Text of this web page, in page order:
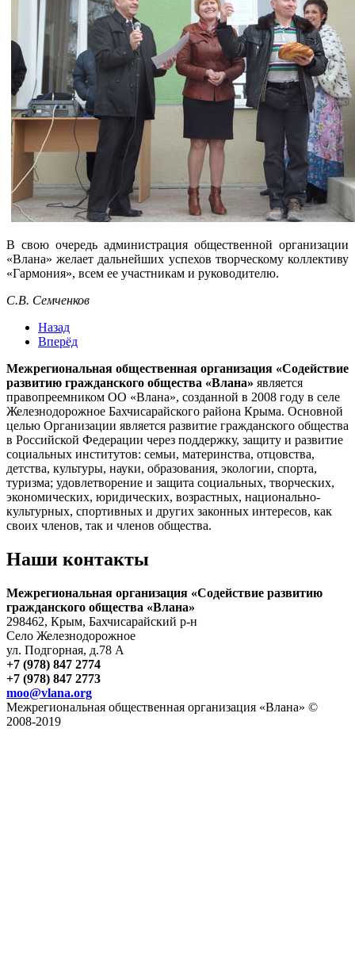
В свою очередь администрация общественной организации
«Влана» желает дальнейших успехов творческому коллективу
«Гармония», всем ее участникам и руководителю.
С.В. Семченков
Назад
Вперёд
Межрегиональная общественная организация «Содействие
развитию гражданского общества «Влана» является
правопреемником ОО «Влана», созданной в 2008 году в селе
Железнодорожное Бахчисарайского района Крыма. Основной
целью Организации является развитие гражданского общества
в Российской Федерации через поддержку, защиту и развитие
социальных институтов: семьи, материнства, отцовства,
детства, культуры, науки, образования, экологии, спорта,
туризма; удовлетворение и защита социальных, творческих,
экономических, юридических, возрастных, национально-
культурных, спортивных и других законных интересов, как
своих членов, так и членов общества.
Наши контакты
Межрегиональная организация «Содействие развитию
гражданского общества «Влана»
298462, Крым, Бахчисарайский р-н
Село Железнодорожное
ул. Подгорная, д.78 А
+7 (978) 847 2774
+7 (978) 847 2773
moo@vlana.org
Межрегиональная общественная организация «Влана» ©
2008-2019